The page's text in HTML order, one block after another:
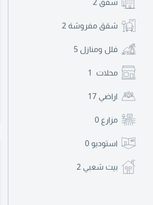
شقق مفروشة 2
فلل ومنازل 5
محلات 1
اراضي 17
مزارع 0
استوديو 0
بيت شعبي 2